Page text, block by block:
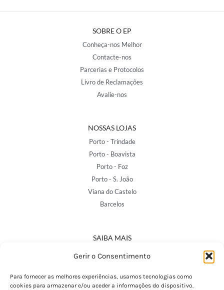
Gerir o Consentimento
Para fornecer as melhores experiências, usamos tecnologias como
cookies para armazenar e/ou aceder a informações do dispositivo.
SOBRE O EP
Conheça-nos Melhor
Contacte-nos
Parcerias e Protocolos
Livro de Reclamações
Avalie-nos
NOSSAS LOJAS
Porto - Trindade
Porto - Boavista
Porto - Foz
Porto - S. João
Viana do Castelo
Barcelos
SAIBA MAIS
Política de Privacidade
Termos e Condições